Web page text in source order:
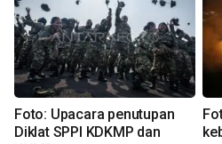
Foto: Upacara penutupan
Diklat SPPI KDKMP dan